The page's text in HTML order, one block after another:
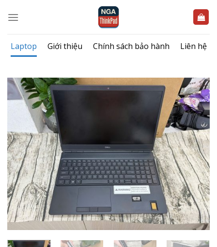
qua
dungLaptop Giới thiệu Chính sách bảo hành Liên hệ